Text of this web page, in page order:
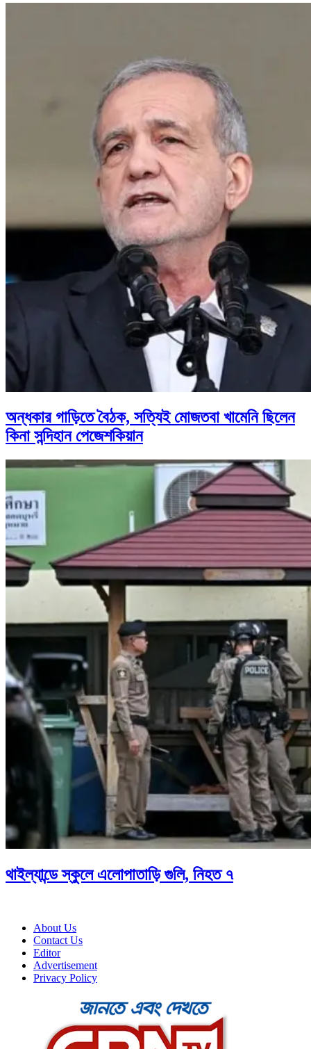
অন্ধকার গাড়িতে বৈঠক, সত্যিই মোজতবা খামেনি ছিলেন
কিনা সন্দিহান পেজেশকিয়ান
থাইল্যান্ডে স্কুলে এলোপাতাড়ি গুলি, নিহত ৭
About Us
Contact Us
Editor
Advertisement
Privacy Policy